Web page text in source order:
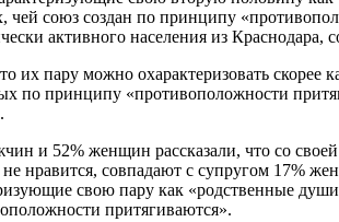
чей союз создан по принципу
активного населения из Краснодара,
их пару можно охарактеризовать
по принципу «противоположности
и 52% женщин рассказали, что со
не нравится, совпадают с супругом 17%
свою пару как «родственные
притягиваются».